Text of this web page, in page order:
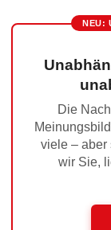
NEU:
Die
viele – aber
wir Sie,